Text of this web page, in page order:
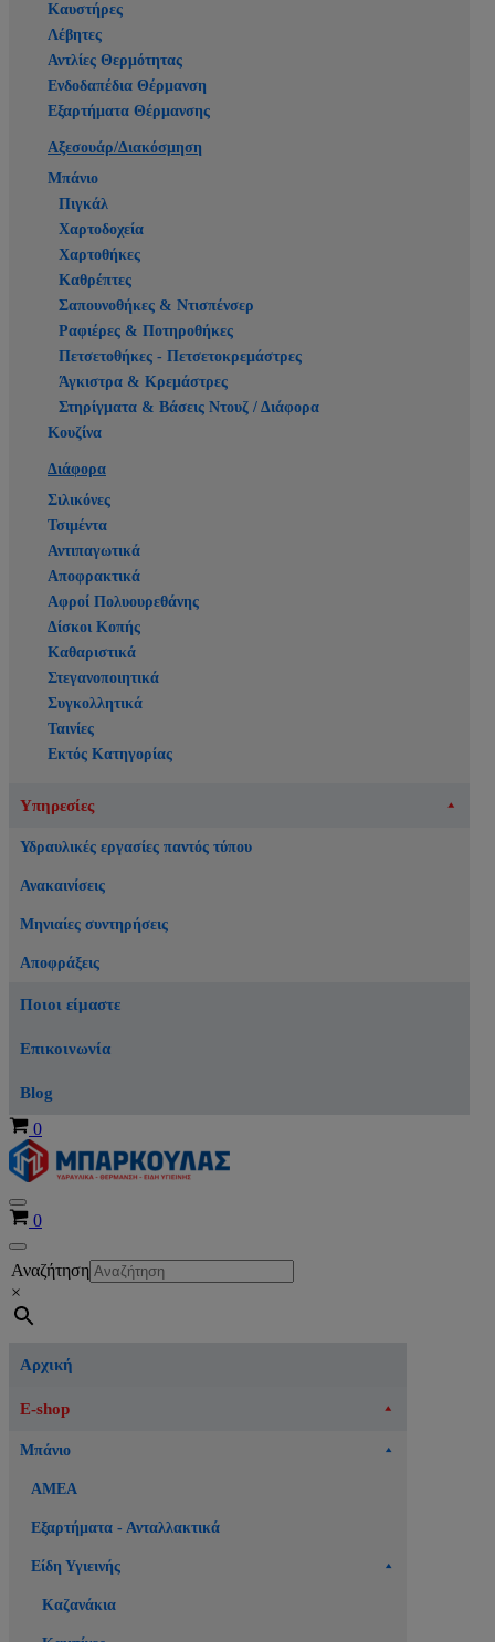
Καυστήρες
Λέβητες
Αντλίες Θερμότητας
Ενδοδαπέδια Θέρμανση
Εξαρτήματα Θέρμανσης
Αξεσουάρ/Διακόσμηση
Μπάνιο
Πιγκάλ
Χαρτοδοχεία
Χαρτοθήκες
Καθρέπτες
Σαπουνοθήκες & Ντισπένσερ
Ραφιέρες & Ποτηροθήκες
Πετσετοθήκες - Πετσετοκρεμάστρες
Άγκιστρα & Κρεμάστρες
Στηρίγματα & Βάσεις Ντουζ / Διάφορα
Κουζίνα
Διάφορα
Σιλικόνες
Τσιμέντα
Αντιπαγωτικά
Αποφρακτικά
Αφροί Πολυουρεθάνης
Δίσκοι Κοπής
Καθαριστικά
Στεγανοποιητικά
Συγκολλητικά
Ταινίες
Εκτός Κατηγορίας
Υπηρεσίες
Υδραυλικές εργασίες παντός τύπου
Ανακαινίσεις
Μηνιαίες συντηρήσεις
Αποφράξεις
Ποιοι είμαστε
Επικοινωνία
Blog
Καλάθι
0
Μενού
πλοήγησης
Καλάθι
0
Μενού
πλοήγησης
Αναζήτηση
×
Αρχική
E-shop
Μπάνιο
ΑΜΕΑ
Εξαρτήματα - Ανταλλακτικά
Είδη Υγιεινής
Καζανάκια